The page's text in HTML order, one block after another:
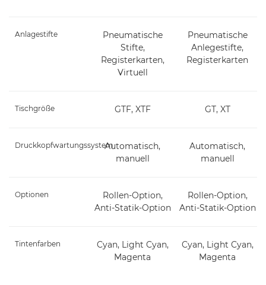
Anlagestifte
Pneumatische
Stifte,
Registerkarten,
Virtuell
Pneumatische
Anlegestifte,
Registerkarten
Tischgröße GTF, XTF GT, XT
DruckkopfwartungssystemAutomatisch,
manuell
Automatisch,
manuell
Optionen
Rollen-Option,
Anti-Statik-Option
Rollen-Option,
Anti-Statik-Option
Tintenfarben
Cyan, Light Cyan,
Magenta
Cyan, Light Cyan,
Magenta